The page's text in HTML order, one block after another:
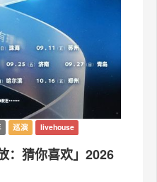
巡演 livehouse
：猜你喜欢」2026